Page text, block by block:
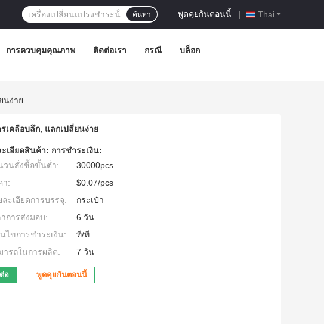
Thai
พูดคุยกันตอนนี้ |
ค้นหา
การควบคุมคุณภาพ ติดต่อเรา กรณี บล็อก
นง่าย
เคลือบลึก, แลกเปลี่ยนง่าย
เอียดสินค้า: การชำระเงิน:
วนสั่งซื้อขั้นต่ำ:
30000pcs
า:
$0.07/pcs
ละเอียดการบรรจุ:
กระเป๋า
าการส่งมอบ:
6 วัน
นไขการชำระเงิน:
ที/ที
ารถในการผลิต:
7 วัน
อ พูดคุยกันตอนนี้